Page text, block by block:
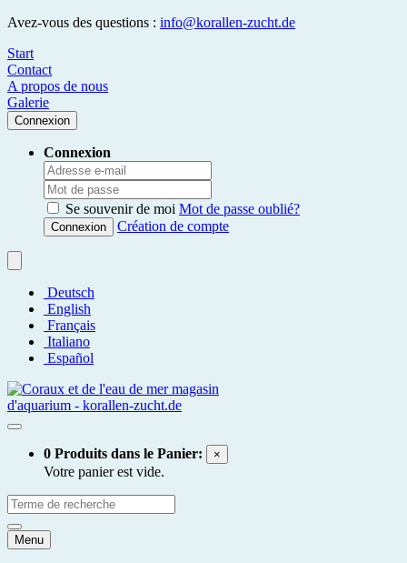
Avez-vous des questions : info@korallen-zucht.de
Start
Contact
A propos de nous
Galerie
Connexion
Connexion
Se souvenir de moi Mot de passe oublié?
Connexion Création de compte
Deutsch
English
Français
Italiano
Español
0 Produits dans le Panier: ×
Votre panier est vide.
Menu